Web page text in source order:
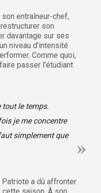
entraîneur-chef,
son
davantage sur ses
niveau d’intensité
Comme quoi,
passer l’étudiant
tout le temps.
je me concentre
simplement que
a dû affronter
saison. À son